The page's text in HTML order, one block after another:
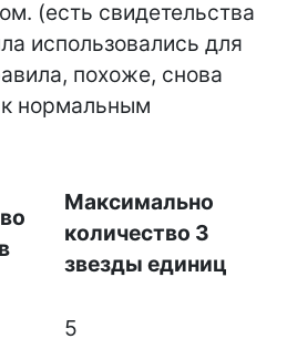
(есть свидетельства
использовались для
похоже, снова
нормальным
Максимально
количество 3
звезды единиц
5